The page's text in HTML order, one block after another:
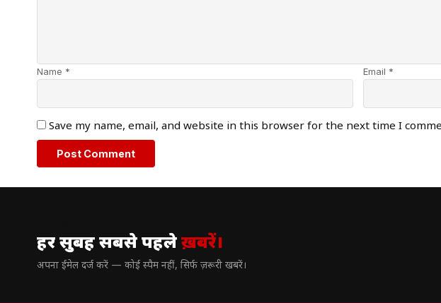
Name * Email *
Save my name, email, and website in this browser for the next time I
हर सुबह सबसे पहलेख़बरें।
अपना ईमेल दर्ज करें — कोई स्पैम नहीं, सिर्फ ज़रूरी खबरें।